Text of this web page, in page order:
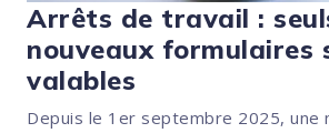
Arrêts de travail :
nouveaux formulaires
valables
Depuis le 1er septembre 2025, une